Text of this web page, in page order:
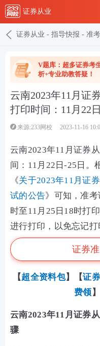
证券从业
证券从业 - 指导快报 - 准
V题库：超多证券考
析+专业助教答疑！
云南2023年11月证
打印时间：11月22
来源:233网校 2023-11-16
云南2023年11月证券
间： 11月22日-25日 。
《关于2023年11月证
试的公告》可知，准
时至11月25日18时打
进行打印，以免忘记打
证券
【超全资料包】【证
费领
云南2023年11月证券
骤